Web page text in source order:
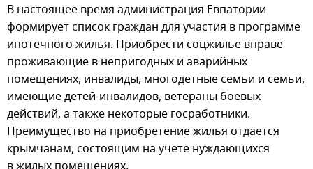
В настоящее время администрация Евпатории
формирует список граждан для участия в программе
ипотечного жилья. Приобрести соцжилье вправе
проживающие в непригодных и аварийных
помещениях, инвалиды, многодетные семьи и семьи,
имеющие детей-инвалидов, ветераны боевых
действий, а также некоторые госработники.
Преимущество на приобретение жилья отдается
крымчанам, состоящим на учете нуждающихся